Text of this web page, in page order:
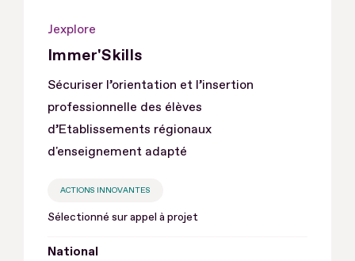
Jexplore
Immer'Skills
Sécuriser l’orientation et l’insertion
professionnelle des élèves
d’Etablissements régionaux
d'enseignement adapté
ACTIONS INNOVANTES
Sélectionné sur appel à projet
National